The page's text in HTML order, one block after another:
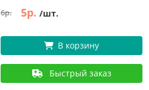
6р. 5р. /шт.
В корзину
Быстрый заказ